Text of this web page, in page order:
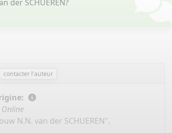
der SCHUEREN?
contacter l'auteur
N.N. van der SCHUEREN".